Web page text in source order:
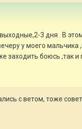
3 дня . В
у моего мальчика
заходить боюсь ,так
с ветом, тоже